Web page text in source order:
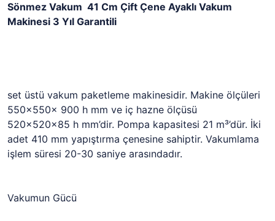
Sönmez Vakum 41 Cm Çift Çene Ayaklı Vakum
Makinesi 3 Yıl Garantili
set üstü vakum paketleme makinesidir. Makine ölçüleri
550x550x 900 h mm ve iç hazne ölçüsü
520x520x85 h mm’dir. Pompa kapasitesi 21 m³’dür. İki
adet 410 mm yapıştırma çenesine sahiptir. Vakumlama
işlem süresi 20-30 saniye arasındadır.
Vakumun Gücü